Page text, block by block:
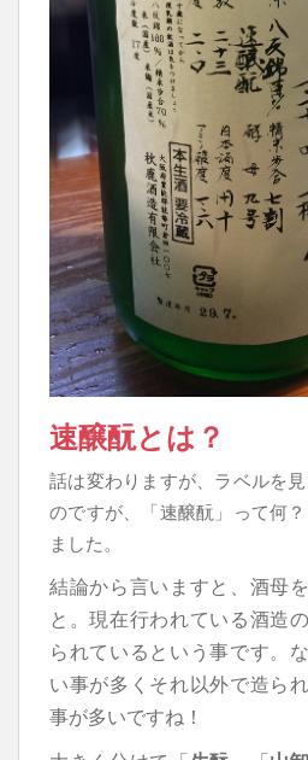
速醸酛とは？
話は変わりますが、ラベルを
のですが、「速醸酛」って何
ました。
結論から言いますと、酒母
と。現在行われている酒造
られているという事です。
い事が多くそれ以外で造ら
事が多いですね！